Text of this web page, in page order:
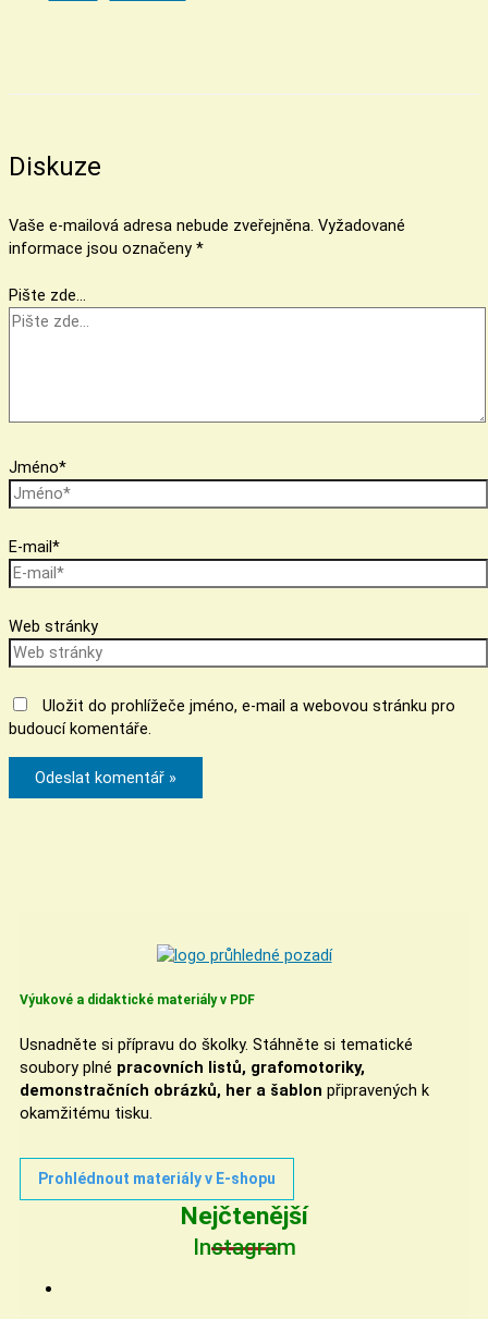
Diskuze
Vaše e-mailová adresa nebude zveřejněna. Vyžadované
informace jsou označeny *
Pište zde…
Jméno*
E-mail*
Web stránky
Uložit do prohlížeče jméno, e-mail a webovou stránku pro
budoucí komentáře.
Výukové a didaktické materiály v PDF
Usnadněte si přípravu do školky. Stáhněte si tematické
soubory plné pracovních listů, grafomotoriky,
demonstračních obrázků, her a šablon připravených k
okamžitému tisku.
Prohlédnout materiály v E-shopu
Nejčtenější
Instagram